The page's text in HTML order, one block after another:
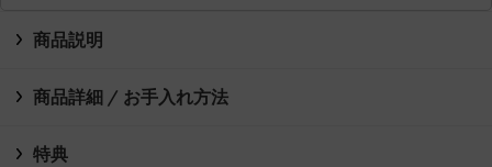
商品説明
商品詳細 / お手入れ方法
特典